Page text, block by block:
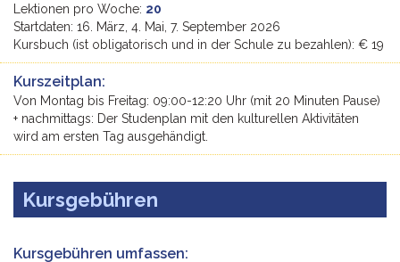
Lektionen pro Woche: 20
Startdaten: 16. März, 4. Mai, 7. September 2026
Kursbuch (ist obligatorisch und in der Schule zu bezahlen): € 19
Kurszeitplan:
Von Montag bis Freitag: 09:00-12:20 Uhr (mit 20 Minuten Pause)
+ nachmittags: Der Studenplan mit den kulturellen Aktivitäten
wird am ersten Tag ausgehändigt.
Kursgebühren
Kursgebühren umfassen: